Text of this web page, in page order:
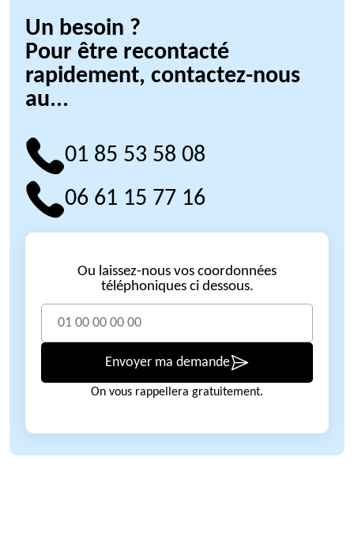
Un besoin ?
Pour être recontacté
rapidement, contactez-nous
au...
01 85 53 58 08
06 61 15 77 16
Ou laissez-nous vos coordonnées
téléphoniques ci dessous.
Envoyer ma demande
On vous rappellera gratuitement.